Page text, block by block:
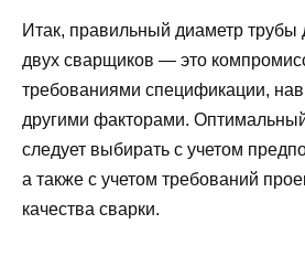
Итак, правильный диаметр трубы
двух сварщиков — это
требованиями спецификации,
другими факторами.
следует выбирать с учетом
а также с учетом требований
качества сварки.